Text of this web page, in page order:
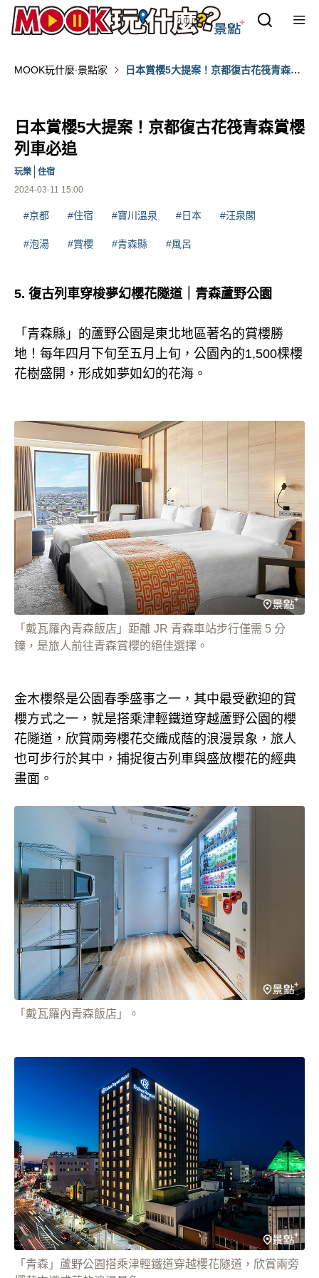
MOOK玩什麼‧景點家
日本賞櫻5大提案！京都復古花筏青森賞
日本賞櫻5大提案！京都復古花筏青森賞櫻
列車必追
2024-03-11 15:00
玩樂 住宿
#京都 #住宿 #寶川溫泉 #日本 #汪泉閣
#泡湯 #賞櫻 #青森縣 #風呂
5. 復古列車穿梭夢幻櫻花隧道｜青森蘆野公園
「青森縣」的蘆野公園是東北地區著名的賞櫻勝
地！每年四月下旬至五月上旬，公園內的1,500棵櫻
花樹盛開，形成如夢如幻的花海。
「戴瓦羅內青森飯店」距離 JR 青森車站步行僅需 5 分
鐘，是旅人前往青森賞櫻的絕佳選擇。
金木櫻祭是公園春季盛事之一，其中最受歡迎的賞
櫻方式之一，就是搭乘津輕鐵道穿越蘆野公園的櫻
花隧道，欣賞兩旁櫻花交織成蔭的浪漫景象，旅人
也可步行於其中，捕捉復古列車與盛放櫻花的經典
畫面。
「戴瓦羅內青森飯店」。
「青森」蘆野公園搭乘津輕鐵道穿越櫻花隧道，欣賞兩旁